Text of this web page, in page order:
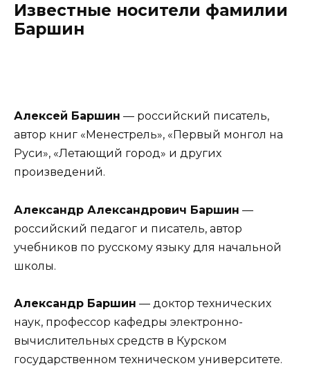
Известные носители фамилии
Баршин
Алексей Баршин — российский писатель,
автор книг «Менестрель», «Первый монгол на
Руси», «Летающий город» и других
произведений.
Александр Александрович Баршин —
российский педагог и писатель, автор
учебников по русскому языку для начальной
школы.
Александр Баршин — доктор технических
наук, профессор кафедры электронно-
вычислительных средств в Курском
государственном техническом университете.